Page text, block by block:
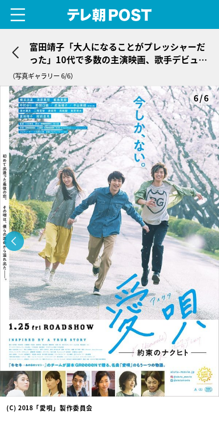
富田靖子「大人になることがプレッシャーだ
った」10代で多数の主演映画、歌手デビュー
も
（写真ギャラリー 6/6）
6/6
(C) 2018「愛唄」製作委員会